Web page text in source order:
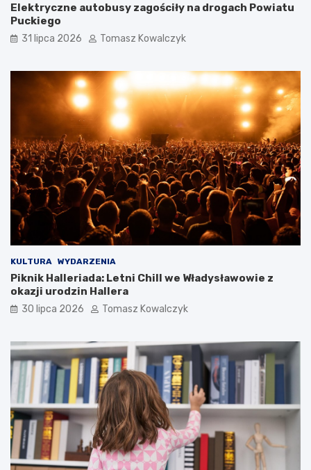
Elektryczne autobusy zagościły na drogach Powiatu
Puckiego
31 lipca 2026 Tomasz Kowalczyk
KULTURA WYDARZENIA
Piknik Halleriada: Letni Chill we Władysławowie z
okazji urodzin Hallera
30 lipca 2026 Tomasz Kowalczyk